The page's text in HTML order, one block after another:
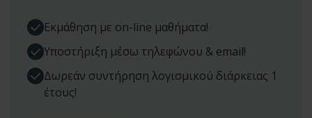
Εκμάθηση με on-line μαθήματα!
Υποστήριξη μέσω τηλεφώνου & email!
Δωρεάν συντήρηση λογισμικού διάρκειας 1
έτους!